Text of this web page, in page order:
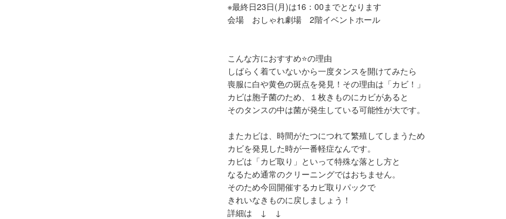
※最終日23日(月)は16：00までとなります
会場 おしゃれ劇場 2階イベントホール
こんな方におすすめ⭐の理由
しばらく着ていないから一度タンスを開けてみたら
喪服に白や黄色の斑点を発見！その理由は「カビ！」
カビは胞子菌のため、１枚きものにカビがあると
そのタンスの中は菌が発生している可能性が大です。
またカビは、時間がたつにつれて繁殖してしまうため
カビを発見した時が一番軽症なんです。
カビは「カビ取り」といって特殊な落とし方と
なるため通常のクリーニングではおちません。
そのため今回開催するカビ取りパックで
きれいなきものに戻しましょう！
詳細は ↓ ↓